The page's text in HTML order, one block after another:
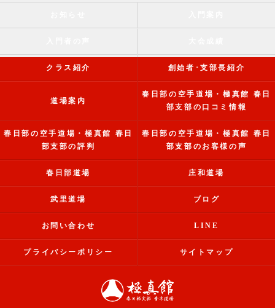
クラス紹介 創始者･支部長紹介
道場案内
春日部の空手道場・極真館 春日
部支部の口コミ情報
春日部の空手道場・極真館 春日
部支部の評判
春日部の空手道場・極真館 春日
部支部のお客様の声
春日部道場 庄和道場
武里道場 ブログ
お問い合わせ LINE
プライバシーポリシー サイトマップ